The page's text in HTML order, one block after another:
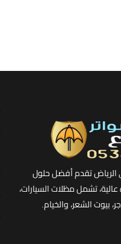
الرياض تقدم أفضل حلول
عالية، تشمل مظلات السيارات،
بيوت الشعر، والخيام.